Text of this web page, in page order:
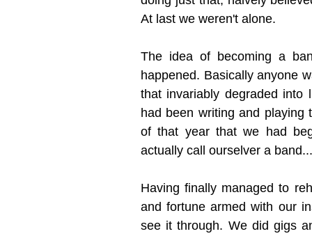
At last we weren't alone.
The idea of becoming a
happened. Basically anyone
that invariably degraded into
had been writing and playing
of that year that we had
actually call ourselver a
Having finally managed to
and fortune armed with our
see it through. We did gigs